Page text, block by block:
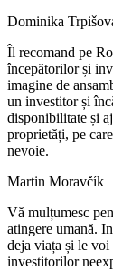
Dominika
Îl recomand pe
începătorilor și
imagine de
un investitor și
disponibilitate și
proprietăți, pe
nevoie.
Martin Moravčík
Vă mulțumesc
atingere umană.
deja viața și le voi
investitorilor